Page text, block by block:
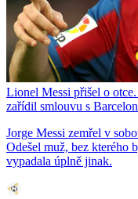
Lionel Messi přišel o
zařídil smlouvu s
Jorge Messi zemřel v
Odešel muž, bez kterého
vypadala úplně jinak.